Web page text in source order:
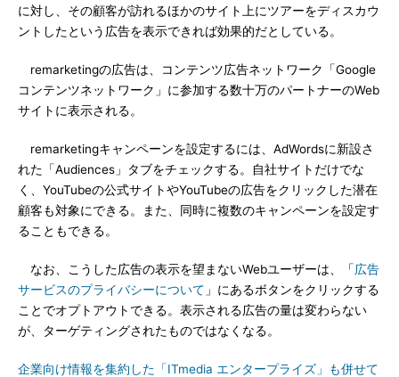
に対し、その顧客が訪れるほかのサイト上にツアーをディスカウ
ントしたという広告を表示できれば効果的だとしている。
remarketingの広告は、コンテンツ広告ネットワーク「Google
コンテンツネットワーク」に参加する数十万のパートナーのWeb
サイトに表示される。
remarketingキャンペーンを設定するには、AdWordsに新設さ
れた「Audiences」タブをチェックする。自社サイトだけでな
く、YouTubeの公式サイトやYouTubeの広告をクリックした潜在
顧客も対象にできる。また、同時に複数のキャンペーンを設定す
ることもできる。
なお、こうした広告の表示を望まないWebユーザーは、「広告
サービスのプライバシーについて 」にあるボタンをクリックする
ことでオプトアウトできる。表示される広告の量は変わらない
が、ターゲティングされたものではなくなる。
企業向け情報を集約した「ITmedia エンタープライズ」も併せて